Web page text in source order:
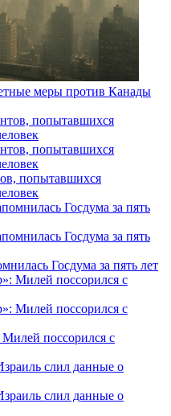
меры против Канады
попытавшихся
Госдума за пять лет
поссорился с